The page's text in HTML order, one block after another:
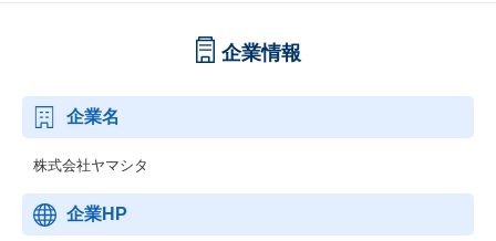
企業情報
企業名
株式会社ヤマシタ
企業HP